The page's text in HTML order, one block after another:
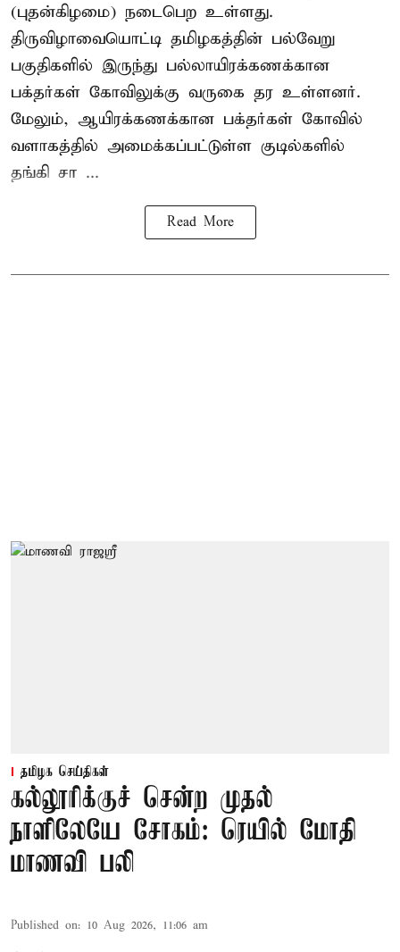
(புதன்கிழமை) நடைபெற உள்ளது.
திருவிழாவையொட்டி தமிழகத்தின் பல்வேறு
பகுதிகளில் இருந்து பல்லாயிரக்கணக்கான
பக்தர்கள் கோவிலுக்கு வருகை தர உள்ளனர்.
மேலும், ஆயிரக்கணக்கான பக்தர்கள் கோவில்
வளாகத்தில் அமைக்கப்பட்டுள்ள குடில்களில்
தங்கி சா ...
Read More
தமிழக செய்திகள்
கல்லூரிக்குச் சென்ற முதல்
நாளிலேயே சோகம்: ரெயில் மோதி
மாணவி பலி
Published on: 10 Aug 2026, 11:06 am